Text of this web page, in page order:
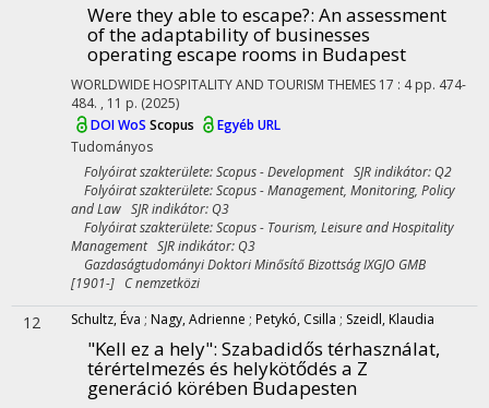
Were they able to escape?: An assessment
of the adaptability of businesses
operating escape rooms in Budapest
WORLDWIDE HOSPITALITY AND TOURISM THEMES 17 : 4 pp. 474-
484. , 11 p. (2025)
DOIWoS Scopus
Egyéb URL
Tudományos
Folyóirat szakterülete: Scopus - Development SJR indikátor: Q2
Folyóirat szakterülete: Scopus - Management, Monitoring, Policy
and Law SJR indikátor: Q3
Folyóirat szakterülete: Scopus - Tourism, Leisure and Hospitality
Management SJR indikátor: Q3
Gazdaságtudományi Doktori Minősítő Bizottság IXGJO GMB
[1901-] C nemzetközi
12 Schultz, Éva ; Nagy, Adrienne ; Petykó, Csilla ; Szeidl, Klaudia
"Kell ez a hely": Szabadidős térhasználat,
térértelmezés és helykötődés a Z
generáció körében Budapesten